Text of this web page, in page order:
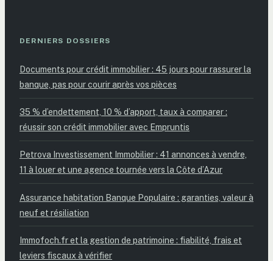
DERNIERS DOSSIERS
Documents pour crédit immobilier : 45 jours pour rassurer la
banque, pas pour courir après vos pièces
35 % d’endettement, 10 % d’apport, taux à comparer :
réussir son crédit immobilier avec Empruntis
Petrova Investissement Immobilier : 41 annonces à vendre,
11 à louer et une agence tournée vers la Côte d’Azur
Assurance habitation Banque Populaire : garanties, valeur à
neuf et résiliation
Immofoch.fr et la gestion de patrimoine : fiabilité, frais et
leviers fiscaux à vérifier